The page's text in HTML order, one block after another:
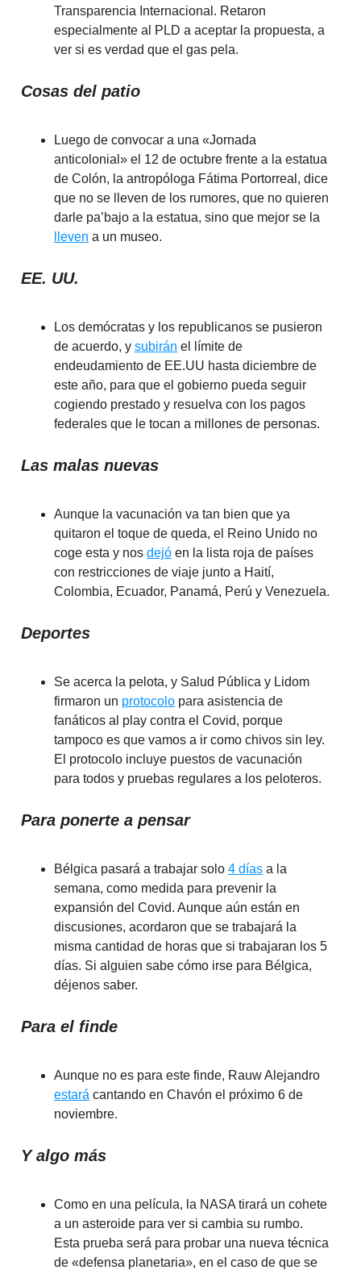
Transparencia Internacional. Retaron
especialmente al PLD a aceptar la propuesta, a
ver si es verdad que el gas pela.
Cosas del patio
Luego de convocar a una «Jornada
anticolonial» el 12 de octubre frente a la estatua
de Colón, la antropóloga Fátima Portorreal, dice
que no se lleven de los rumores, que no quieren
darle pa’bajo a la estatua, sino que mejor se la
lleven a un museo.
EE. UU.
Los demócratas y los republicanos se pusieron
de acuerdo, y subirán el límite de
endeudamiento de EE.UU hasta diciembre de
este año, para que el gobierno pueda seguir
cogiendo prestado y resuelva con los pagos
federales que le tocan a millones de personas.
Las malas nuevas
Aunque la vacunación va tan bien que ya
quitaron el toque de queda, el Reino Unido no
coge esta y nos dejó en la lista roja de países
con restricciones de viaje junto a Haití,
Colombia, Ecuador, Panamá, Perú y Venezuela.
Deportes
Se acerca la pelota, y Salud Pública y Lidom
firmaron un protocolo para asistencia de
fanáticos al play contra el Covid, porque
tampoco es que vamos a ir como chivos sin ley.
El protocolo incluye puestos de vacunación
para todos y pruebas regulares a los peloteros.
Para ponerte a pensar
Bélgica pasará a trabajar solo 4 días a la
semana, como medida para prevenir la
expansión del Covid. Aunque aún están en
discusiones, acordaron que se trabajará la
misma cantidad de horas que si trabajaran los 5
días. Si alguien sabe cómo irse para Bélgica,
déjenos saber.
Para el finde
Aunque no es para este finde, Rauw Alejandro
estará cantando en Chavón el próximo 6 de
noviembre.
Y algo más
Como en una película, la NASA tirará un cohete
a un asteroide para ver si cambia su rumbo.
Esta prueba será para probar una nueva técnica
de «defensa planetaria», en el caso de que se